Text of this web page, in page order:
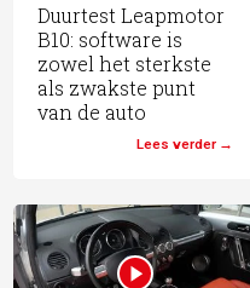
Duurtest Leapmotor
B10: software is
zowel het sterkste
als zwakste punt
van de auto
Lees verder